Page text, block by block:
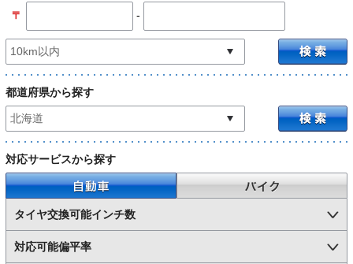
〒 -
都道府県から探す
対応サービスから探す
自動車
タイヤ交換可能インチ数
対応可能偏平率